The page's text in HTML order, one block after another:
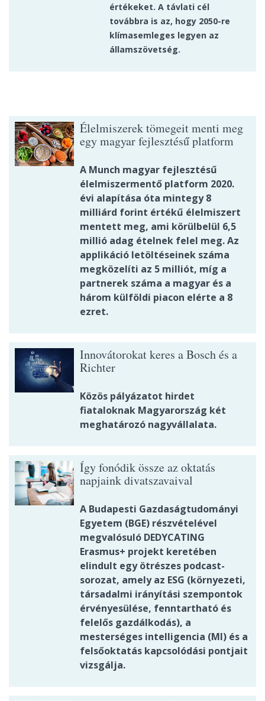
értékeket. A távlati cél
továbbra is az, hogy 2050-re
klímasemleges legyen az
államszövetség.
Élelmiszerek tömegeit menti meg
egy magyar fejlesztésű platform
A Munch magyar fejlesztésű
élelmiszermentő platform 2020.
évi alapítása óta mintegy 8
milliárd forint értékű élelmiszert
mentett meg, ami körülbelül 6,5
millió adag ételnek felel meg. Az
applikáció letöltéseinek száma
megközelíti az 5 milliót, míg a
partnerek száma a magyar és a
három külföldi piacon elérte a 8
ezret.
Innovátorokat keres a Bosch és a
Richter
Közös pályázatot hirdet
fiataloknak Magyarország két
meghatározó nagyvállalata.
Így fonódik össze az oktatás
napjaink divatszavaival
A Budapesti Gazdaságtudományi
Egyetem (BGE) részvételével
megvalósuló DEDYCATING
Erasmus+ projekt keretében
elindult egy ötrészes podcast-
sorozat, amely az ESG (környezeti,
társadalmi irányítási szempontok
érvényesülése, fenntartható és
felelős gazdálkodás), a
mesterséges intelligencia (MI) és a
felsőoktatás kapcsolódási pontjait
vizsgálja.